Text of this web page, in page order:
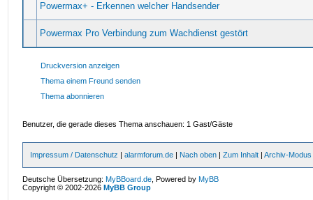
Powermax+ - Erkennen welcher Handsender
Powermax Pro Verbindung zum Wachdienst gestört
Druckversion anzeigen
Thema einem Freund senden
Thema abonnieren
Benutzer, die gerade dieses Thema anschauen: 1 Gast/Gäste
Impressum / Datenschutz |alarmforum.de | Nach oben |Zum Inhalt |Archiv-Modus
Deutsche Übersetzung:MyBBoard.de , Powered byMyBB
Copyright © 2002-2026MyBB Group